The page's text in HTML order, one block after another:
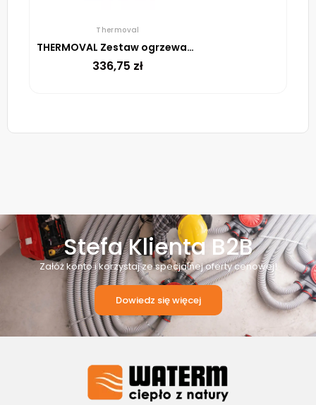
Thermoval
THERMOVAL Zestaw ogrzewania podłogowego – mata TV TO 0,5m² 170W/m² regulator TT 16 biały
336,75 zł
Stefa Klienta B2B
Załóż konto i korzystaj ze specjalnej oferty cenowej!
Dowiedz się więcej